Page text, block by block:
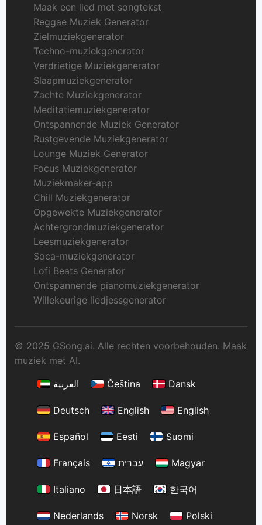
Maak een lied met songtekst
Reggae Muziek Generator
Zielmuziekgenerator
Techno-muziekgenerator
Verdrietige Muziekgenerator
Slaapmuziekgenerator
Zachte Muziekgenerator
Meditatiemuziekgenerator
Ontspannende Muziek Generator
Rustgevende Muziekgenerator
Lounge Muziek Generator
Focus Muziekgenerator
Muziekmaker-app
Chill Muziekgenerator
Opgewekte Muziekgenerator
Achtergrondmuziekgenerator
Leesmuziekgenerator
Soca-muziekgenerator
Lofi Beats Generator
Ontspannende pianomuziekgenerator
Willekeurige liedjessgenerator
© 2025 GSong.ai. Alle rechten voorbehouden. Maak
muziek met AI.
العربية
Čeština Dansk
Deutsch English English
Español Eesti Suomi
Français עברית Magyar
Italiano 日本語 한국어
Nederlands Norsk Polski